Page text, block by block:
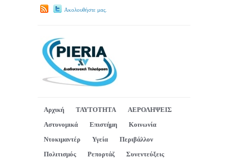
Ακολουθήστε μας.
Αρχική ΤΑΥΤΟΤΗΤΑ
ΑΕΡΟΛΗΨΕΙΣ
Αστυνομικά
Επιστήμη
Κοινωνία
Ντοκιμαντέρ
Υγεία
Περιβάλλον
Πολιτισμός
Ρεπορτάζ
Συνεντεύξεις